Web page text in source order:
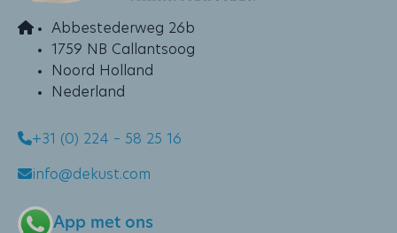
Abbestederweg 26b
1759 NB Callantsoog
Noord Holland
Nederland
+31 (0) 224 – 58 25 16
info@dekust.com
App met ons